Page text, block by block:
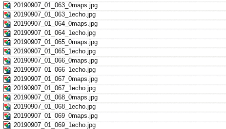
20190907_01_063_0maps.jpg
20190907_01_063_1echo.jpg
20190907_01_064_0maps.jpg
20190907_01_064_1echo.jpg
20190907_01_065_0maps.jpg
20190907_01_065_1echo.jpg
20190907_01_066_0maps.jpg
20190907_01_066_1echo.jpg
20190907_01_067_0maps.jpg
20190907_01_067_1echo.jpg
20190907_01_068_0maps.jpg
20190907_01_068_1echo.jpg
20190907_01_069_0maps.jpg
20190907_01_069_1echo.jpg